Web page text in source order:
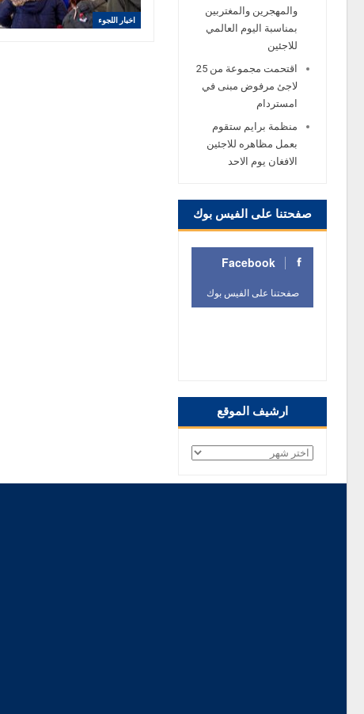
اخبار اللجوء
والمهجرين والمغتربين
بمناسبة اليوم العالمي
للاجئين
اقتحمت مجموعة من 25
لاجئ مرفوض مبنى في
امستردام
منظمة برايم ستقوم
بعمل مظاهره للاجئين
الافغان يوم الاحد
صفحتنا على الفيس بوك
Facebook
صفحتنا على الفيس بوك
ارشيف الموقع
ارشيف